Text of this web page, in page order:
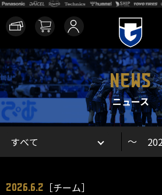
NEWS
ニュース
～
2026.6.2 ［チーム］